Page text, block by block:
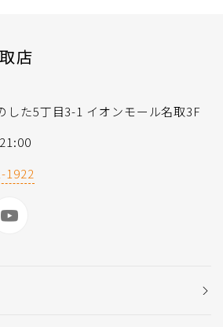
店
した5丁目3-1 イオンモール名取3F
1922